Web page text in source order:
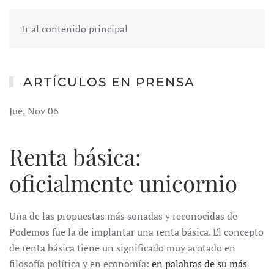
Ir al contenido principal
ARTÍCULOS EN PRENSA
Jue, Nov 06
Renta básica:
oficialmente unicornio
Una de las propuestas más sonadas y reconocidas de
Podemos fue la de implantar una renta básica. El concepto
de renta básica tiene un significado muy acotado en
filosofía política y en economía: en palabras de su más